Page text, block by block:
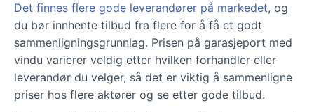
Det finnes flere gode leverandører på markedet, og
du bør innhente tilbud fra flere for å få et godt
sammenligningsgrunnlag. Prisen på garasjeport med
vindu varierer veldig etter hvilken forhandler eller
leverandør du velger, så det er viktig å sammenligne
priser hos flere aktører og se etter gode tilbud.